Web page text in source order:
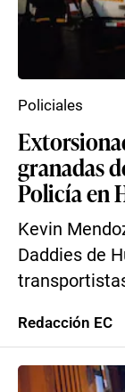
granadas
Policía en
Kevin
Daddies de
Policiales
Redacción EC